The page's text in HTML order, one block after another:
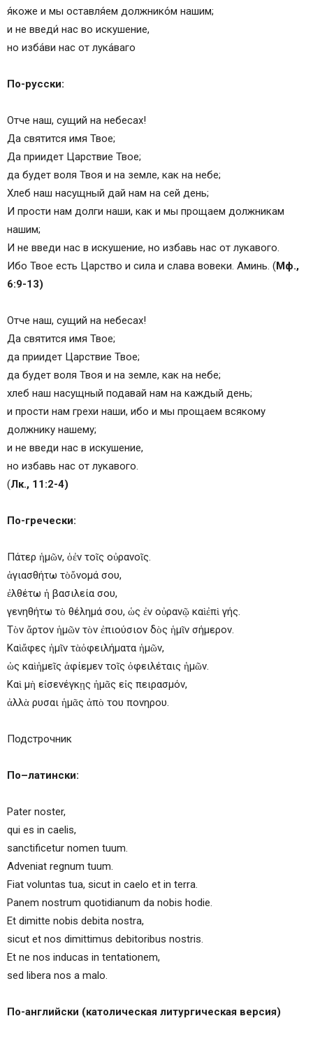
я́коже и мы оставля́ем должнико́м нашим;
и не введи́ нас во искушение,
но изба́ви нас от лука́ваго
По-русски:
Отче наш, сущий на небесах!
Да святится имя Твое;
Да приидет Царствие Твое;
да будет воля Твоя и на земле, как на небе;
Хлеб наш насущный дай нам на сей день;
И прости нам долги наши, как и мы прощаем должникам
нашим;
И не введи нас в искушение, но избавь нас от лукавого.
Ибо Твое есть Царство и сила и слава вовеки. Аминь. (Мф.,
6:9-13)
Отче наш, сущий на небесах!
Да святится имя Твое;
да приидет Царствие Твое;
да будет воля Твоя и на земле, как на небе;
хлеб наш насущный подавай нам на каждый день;
и прости нам грехи наши, ибо и мы прощаем всякому
должнику нашему;
и не введи нас в искушение,
но избавь нас от лукавого.
(Лк., 11:2-4)
По-гречески:
Πάτερ ἡμῶν, ὁἐν τοῖς οὐρανοῖς.
ἁγιασθήτω τὸὄνομά σου,
ἐλθέτω ἡ βασιλεία σου,
γενηθήτω τὸ θέλημά σου, ὡς ἐν οὐρανῷ καὶἐπὶ γής.
Τὸν ἄρτον ἡμῶν τὸν ἐπιούσιον δὸς ἡμῖν σήμερον.
Καὶἄφες ἡμῖν τὰὀφειλήματα ἡμῶν,
ὡς καὶἡμεῖς ἀφίεμεν τοῖς ὀφειλέταις ἡμῶν.
Καὶ μὴ εἰσενέγκῃς ἡμᾶς εἰς πειρασμόν,
ἀλλὰ ρυσαι ἡμᾶς ἀπὸ του πονηρου.
Подстрочник
По–латински:
Pater noster,
qui es in caelis,
sanctificetur nomen tuum.
Adveniat regnum tuum.
Fiat voluntas tua, sicut in caelo et in terra.
Panem nostrum quotidianum da nobis hodie.
Et dimitte nobis debita nostra,
sicut et nos dimittimus debitoribus nostris.
Et ne nos inducas in tentationem,
sed libera nos a malo.
По-английски (католическая литургическая версия)